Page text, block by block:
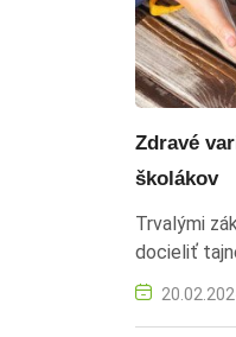
Zdravé
školákov
Trvalými
docieliť
pečiva